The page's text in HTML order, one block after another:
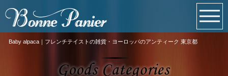
Baby alpaca｜フレンチテイストの雑貨・ヨーロッパのアンティーク 東京都